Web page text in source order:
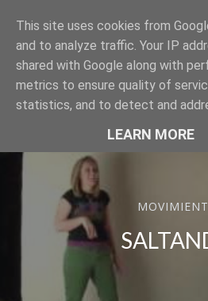
SER MODELO
This site uses cookies from
and to analyze traffic. Your IP
shared with Google along with
metrics to ensure quality of
statistics, and to detect and
LEARN MORE